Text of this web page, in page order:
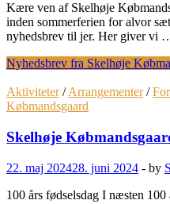
Kære ven af Skelhøje
inden sommerferien for alvor
nyhedsbrev til jer. Her giver vi
Nyhedsbrev fra Skelhøje
Aktiviteter/Arrangementer/
Købmandsgaard
Skelhøje
22. maj 202428. juni 2024 - by
100 års fødselsdag I næsten